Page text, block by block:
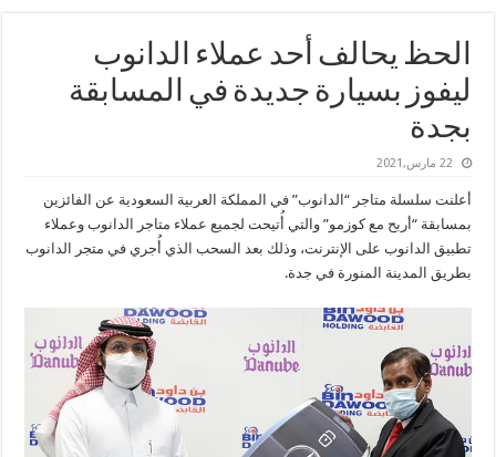
الحظ يحالف أحد عملاء الدانوب
ليفوز بسيارة جديدة في المسابقة
بجدة
22 مارس,2021
أعلنت سلسلة متاجر “الدانوب” في المملكة العربية السعودية عن الفائزين
بمسابقة “أربح مع كوزمو” والتي أُتيحت لجميع عملاء متاجر الدانوب وعملاء
تطبيق الدانوب على الإنترنت، وذلك بعد السحب الذي أُجري في متجر الدانوب
بطريق المدينة المنورة في جدة.